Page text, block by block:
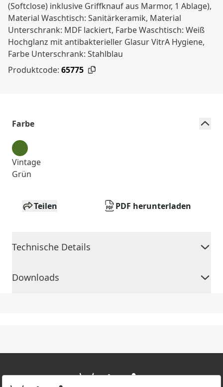
(Softclose) inklusive Griffknauf aus Marmor, 1 Ablage),
Material Waschtisch: Sanitärkeramik, Material
Unterschrank: MDF lackiert, Farbe Waschtisch: Weiß
Hochglanz mit antibakterieller Glasur VitrA Hygiene,
Farbe Unterschrank: Stahlblau
Produktcode: 65775
Farbe
Vintage
Grün
Teilen PDF herunterladen
Technische Details
Downloads